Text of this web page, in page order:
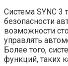
Система SYNC
безопасности
возможности
управлять
Более того,
функций, таких